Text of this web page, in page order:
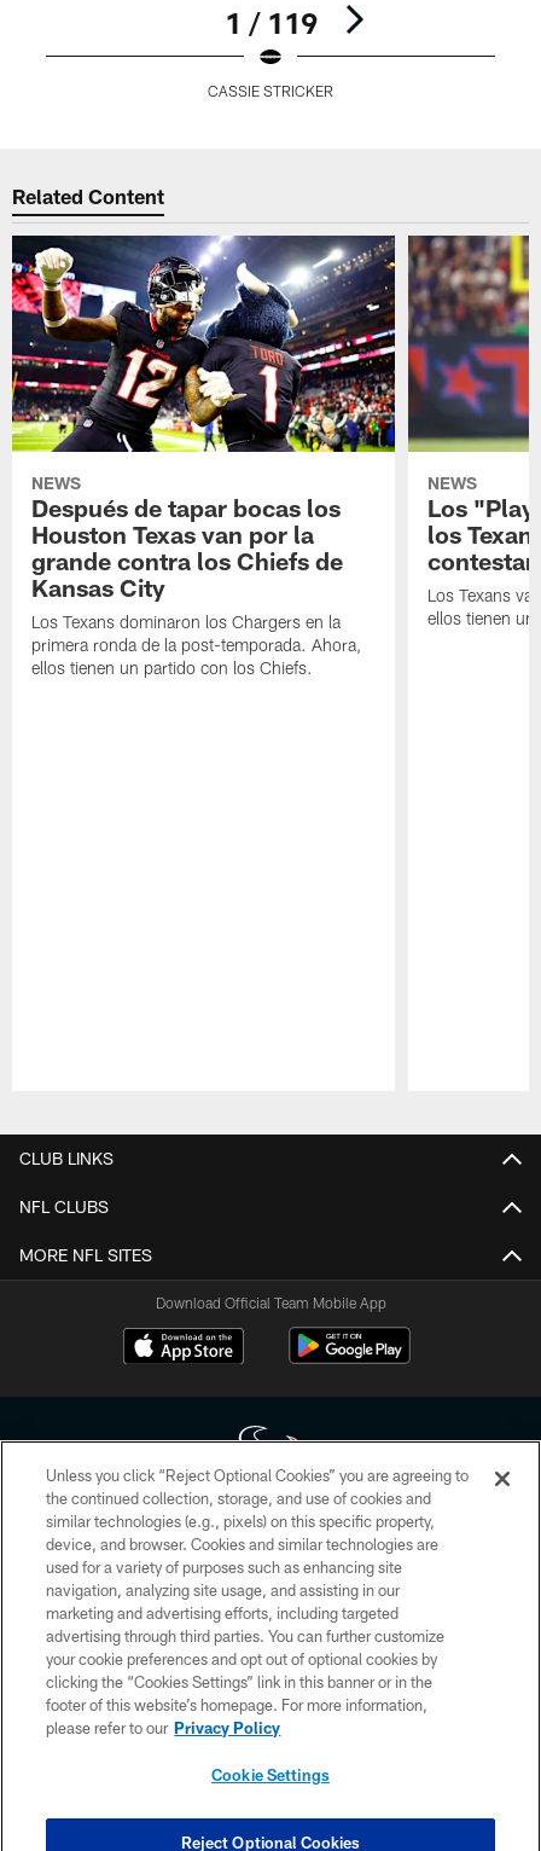
1 / 119
CASSIE STRICKER
Related Content
NEWS
Después de tapar bocas los
Houston Texas van por la
grande contra los Chiefs de
Kansas City
Los Texans dominaron los Chargers en la
primera ronda de la post-temporada. Ahora,
ellos tienen un partido con los Chiefs.
NEWS
Los
los
contestar
Los Texans
ellos tienen un
CLUB LINKS
NFL CLUBS
MORE NFL SITES
Download Official Team Mobile App
Copyright © 2026 Houston Texans. All rights reserved. No portion of
HoustonTexans.com may be duplicated, redistributed or manipulated in any
form. By accessing any information beyond this page, you agree to abide by
the HoustonTexans.com Privacy Policy, Code of Conduct, and Terms and
Conditions.
PRIVACY POLICY
ACCESSIBILITY
CONTACT US
COOKIE SETTINGS
Unless you click “Reject Optional Cookies” you are agreeing to
the continued collection, storage, and use of cookies and
similar technologies (e.g., pixels) on this specific property,
device, and browser. Cookies and similar technologies are
used for a variety of purposes such as enhancing site
navigation, analyzing site usage, and assisting in our
marketing and advertising efforts, including targeted
advertising through third parties. You can further customize
your cookie preferences and opt out of optional cookies by
clicking the “Cookies Settings” link in this banner or in the
footer of this website’s homepage. For more information,
please refer to our Privacy Policy
Cookie Settings
Reject Optional Cookies